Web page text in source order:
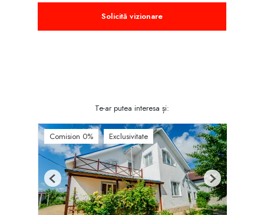
Solicită vizionare
Te-ar putea interesa și:
Comision 0% Exclusivitate
Previous Next